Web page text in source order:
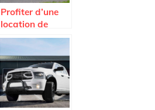
Profiter d’une
location de
voiture haut de
voyager avec
style